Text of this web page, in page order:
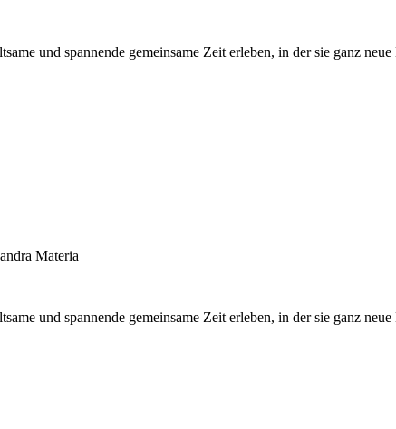
und spannende gemeinsame Zeit erleben, in der sie ganz
Materia
und spannende gemeinsame Zeit erleben, in der sie ganz